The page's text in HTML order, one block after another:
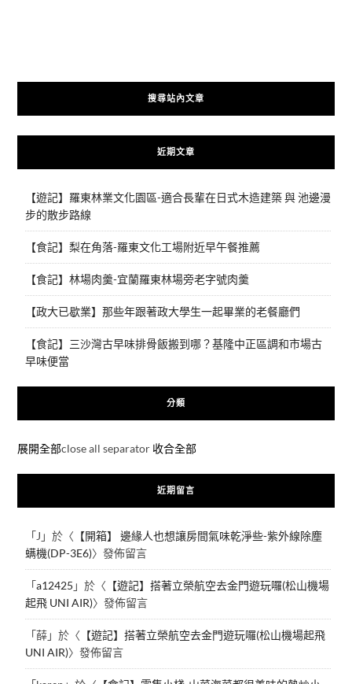
搜尋站內文章
近期文章
【遊記】羅東林業文化園區-適合長輩在日式木造建築 與 池邊漫
步的散步路線
【食記】梨在角落-羅東文化工場附近早午餐推薦
【食記】林場肉羹-宜蘭羅東林場旁老字號肉羹
【政大已歇業】那些年跟著政大學生一起畢業的老餐廳們
【食記】三沙灣古早味排骨飯搬到哪？基隆中正區調和市場古
早味便當
分類
展開全部close all separator 收合全部
近期留言
「J 」於〈 【開箱】 邊緣人也想讓房間氣味乾淨些-紫外線除塵
螨機(DP-3E6)〉發佈留言
「a12425 」於〈 【遊記】搭著立榮航空去金門遊玩囉(松山機場
起飛 UNI AIR)〉發佈留言
「薛」於〈 【遊記】搭著立榮航空去金門遊玩囉(松山機場起飛
UNI AIR)〉發佈留言